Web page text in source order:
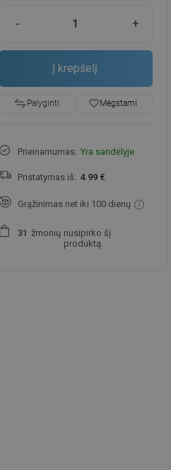
- +
Į krepšelį
Palyginti favorite_borderMėgstami
Prieinamumas: Yra sandėlyje
Pristatymas iš: 4.99 €
Grąžinimas net iki 100 dienų
31 žmonių nusipirko šį
produktą.